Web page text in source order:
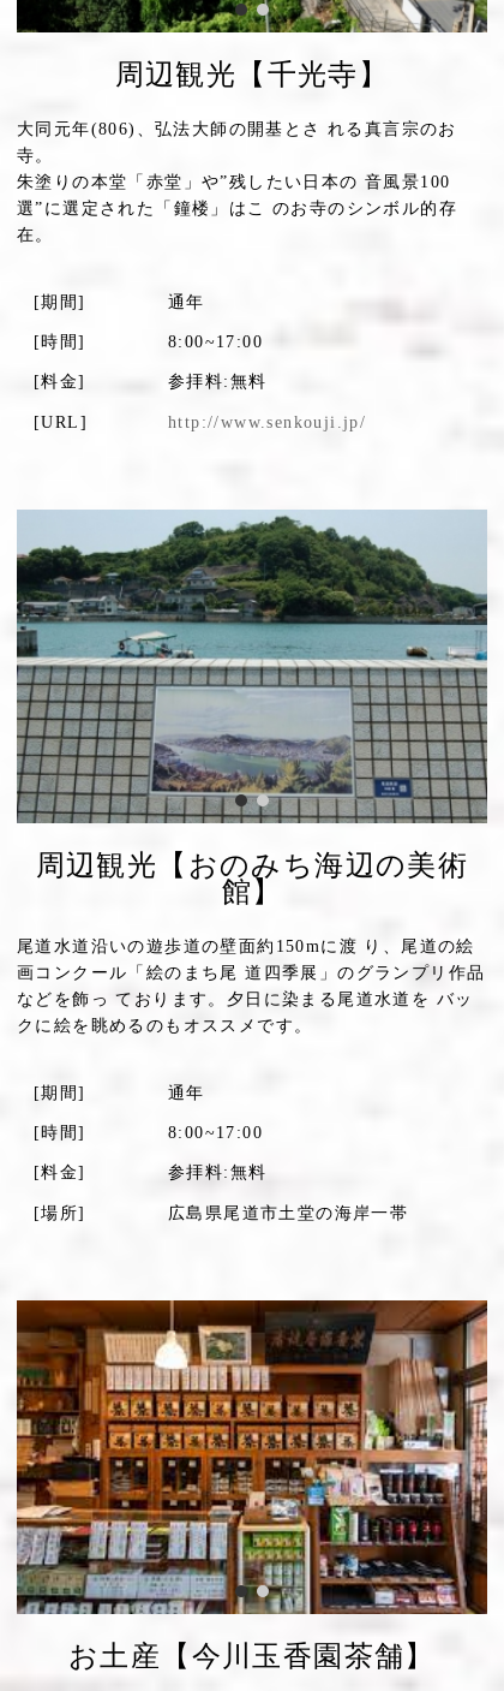
周辺観光【千光寺】
大同元年(806)、弘法大師の開基とさ れる真言宗のお
寺。
朱塗りの本堂「赤堂」や”残したい日本の 音風景100
選”に選定された「鐘楼」はこ のお寺のシンボル的存
在。
[期間] 通年
[時間] 8:00~17:00
[料金] 参拝料:無料
[URL] http://www.senkouji.jp/
周辺観光【おのみち海辺の美術
館】
尾道水道沿いの遊歩道の壁面約150mに渡 り、尾道の絵
画コンクール「絵のまち尾 道四季展」のグランプリ作品
などを飾っ ております。夕日に染まる尾道水道を バッ
クに絵を眺めるのもオススメです。
[期間] 通年
[時間] 8:00~17:00
[料金] 参拝料:無料
[場所] 広島県尾道市土堂の海岸一帯
お土産【今川玉香園茶舗】